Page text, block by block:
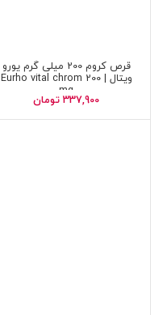
قرص کروم 200 میلی گرم یورو
ویتال | Eurho vital chrom 200
mg
337,900 تومان